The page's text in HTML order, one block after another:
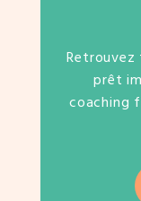
prêt
coaching